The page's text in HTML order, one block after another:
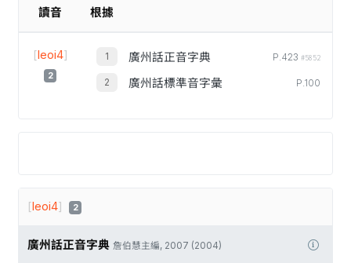
讀音 根據
[leoi4]
2
廣州話正音字典 P.423 #5852
廣州話標準音字彙 P.100
[leoi4] 2
廣州話正音字典 詹伯慧主編, 2007 (2004)